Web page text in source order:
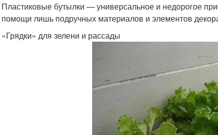
Пластиковые бутылки — универсальное и недорогое
помощи лишь подручных материалов и элементов
«Грядки» для зелени и рассады